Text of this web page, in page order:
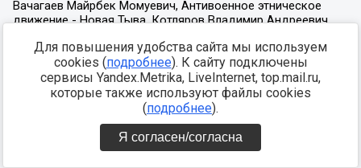
Для повышения удобства сайта мы используем
cookies (подробнее). К сайту подключены
сервисы Yandex.Metrika, LiveInternet, top.mail.ru,
которые также используют файлы cookies
(подробнее).
Я согласен/согласна